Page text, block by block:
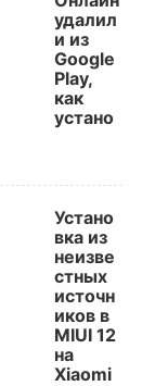
удалил
и из
Google
Play,
как
устано
Устано
вка из
неизве
стных
источн
иков в
MIUI 12
на
Xiaomi